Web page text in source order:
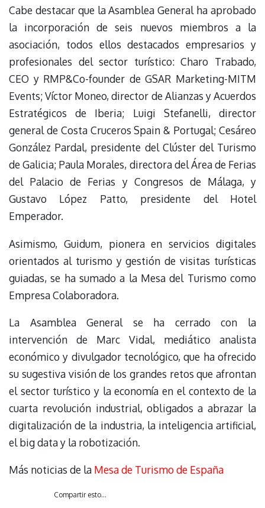
Cabe destacar que la Asamblea General ha aprobado
la incorporación de seis nuevos miembros a la
asociación, todos ellos destacados empresarios y
profesionales del sector turístico: Charo Trabado,
CEO y RMP&Co-founder de GSAR Marketing-MITM
Events; Víctor Moneo, director de Alianzas y Acuerdos
Estratégicos de Iberia; Luigi Stefanelli, director
general de Costa Cruceros Spain & Portugal; Cesáreo
González Pardal, presidente del Clúster del Turismo
de Galicia; Paula Morales, directora del Área de Ferias
del Palacio de Ferias y Congresos de Málaga, y
Gustavo López Patto, presidente del Hotel
Emperador.
Asimismo, Guidum, pionera en servicios digitales
orientados al turismo y gestión de visitas turísticas
guiadas, se ha sumado a la Mesa del Turismo como
Empresa Colaboradora.
La Asamblea General se ha cerrado con la
intervención de Marc Vidal, mediático analista
económico y divulgador tecnológico, que ha ofrecido
su sugestiva visión de los grandes retos que afrontan
el sector turístico y la economía en el contexto de la
cuarta revolución industrial, obligados a abrazar la
digitalización de la industria, la inteligencia artificial,
el big data y la robotización.
Más noticias de la Mesa de Turismo de España
Compartir esto...